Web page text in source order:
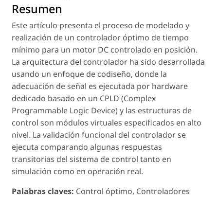
Resumen
Este artículo presenta el proceso de modelado y
realización de un controlador óptimo de tiempo
mínimo para un motor DC controlado en posición.
La arquitectura del controlador ha sido desarrollada
usando un enfoque de codiseño, donde la
adecuación de señal es ejecutada por hardware
dedicado basado en un CPLD (Complex
Programmable Logic Device) y las estructuras de
control son módulos virtuales especificados en alto
nivel. La validación funcional del controlador se
ejecuta comparando algunas respuestas
transitorias del sistema de control tanto en
simulación como en operación real.
Palabras claves: Control óptimo, Controladores